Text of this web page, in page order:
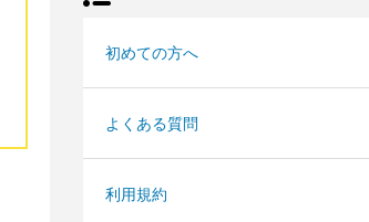
初めての方へ
よくある質問
利用規約